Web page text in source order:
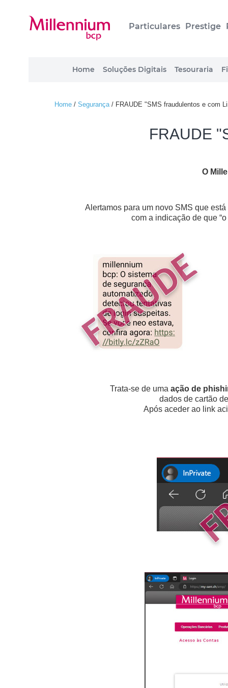
Particulares Prestige
Home Soluções Digitais Tesouraria
Home / Segurança/ FRAUDE "SMS fraudulentos e com
FRAUDE
O
Alertamos para um novo SMS que
com a indicação de que
Trata-se de uma ação de
dados de cartão
Após aceder ao link